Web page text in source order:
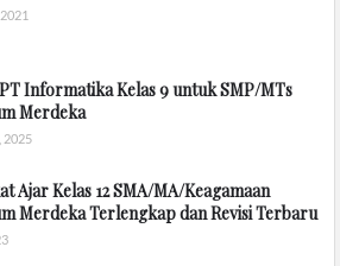
Informatika Kelas 9 untuk SMP/MTs
Merdeka
2025
Ajar Kelas 12 SMA/MA/Keagamaan
Merdeka Terlengkap dan Revisi Terbaru